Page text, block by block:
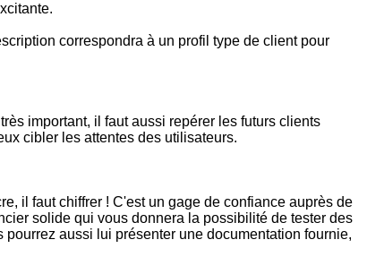
correspondra à un profil type de client pour
important, il faut aussi repérer les futurs clients
cibler les attentes des utilisateurs.
il faut chiffrer ! C'est un gage de confiance auprès de
solide qui vous donnera la possibilité de tester des
aussi lui présenter une documentation fournie,